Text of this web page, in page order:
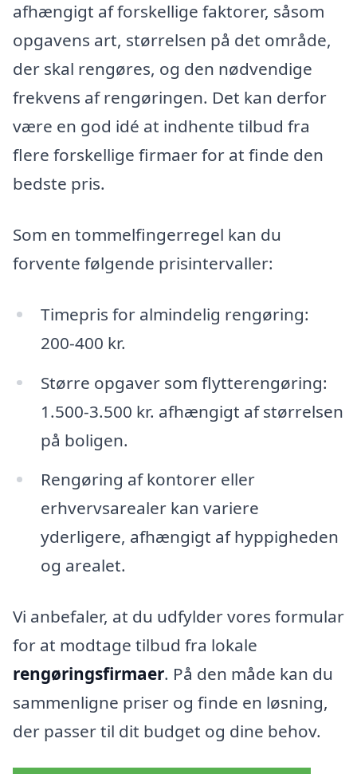
afhængigt af forskellige faktorer, såsom
opgavens art, størrelsen på det område,
der skal rengøres, og den nødvendige
frekvens af rengøringen. Det kan derfor
være en god idé at indhente tilbud fra
flere forskellige firmaer for at finde den
bedste pris.
Som en tommelfingerregel kan du
forvente følgende prisintervaller:
Timepris for almindelig rengøring:
200-400 kr.
Større opgaver som flytterengøring:
1.500-3.500 kr. afhængigt af størrelsen
på boligen.
Rengøring af kontorer eller
erhvervsarealer kan variere
yderligere, afhængigt af hyppigheden
og arealet.
Vi anbefaler, at du udfylder vores formular
for at modtage tilbud fra lokale
rengøringsfirmaer. På den måde kan du
sammenligne priser og finde en løsning,
der passer til dit budget og dine behov.